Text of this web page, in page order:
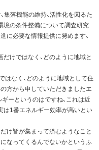
集落機能の維持、活性化を図るた
境の条件整備について調査研究
に必要な情報提供に努めます、
だけではなく、どのように地域と
はなく、どのように地域として住
方から申していただきましたエ
ーというのはですね、これは近
は1番エネルギー効率が高いとい
け皆が集まって済むようなこと
なってくるんでないかというふ